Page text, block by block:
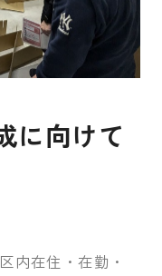
に向けて
内在住・在勤・